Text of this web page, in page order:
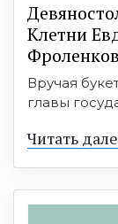
Клетни
Вручая
главы
Читать